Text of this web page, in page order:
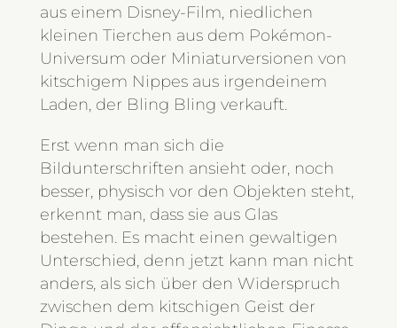
aus einem Disney-Film, niedlichen
kleinen Tierchen aus dem Pokémon-
Universum oder Miniaturversionen von
kitschigem Nippes aus irgendeinem
Laden, der Bling Bling verkauft.
Erst wenn man sich die
Bildunterschriften ansieht oder, noch
besser, physisch vor den Objekten steht,
erkennt man, dass sie aus Glas
bestehen. Es macht einen gewaltigen
Unterschied, denn jetzt kann man nicht
anders, als sich über den Widerspruch
zwischen dem kitschigen Geist der